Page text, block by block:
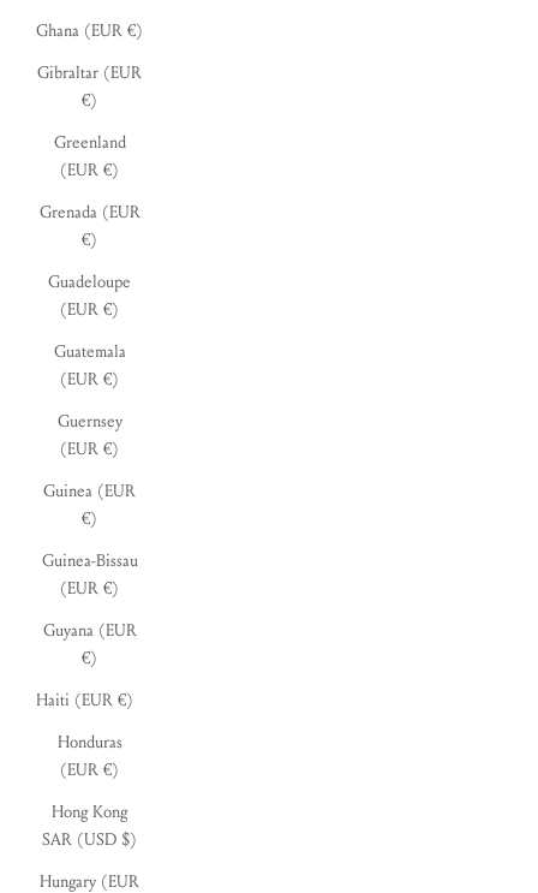
Ghana (EUR €)
Gibraltar (EUR
€)
Greenland
(EUR €)
Grenada (EUR
€)
Guadeloupe
(EUR €)
Guatemala
(EUR €)
Guernsey
(EUR €)
Guinea (EUR
€)
Guinea-Bissau
(EUR €)
Guyana (EUR
€)
Haiti (EUR €)
Honduras
(EUR €)
Hong Kong
SAR (USD $)
Hungary (EUR